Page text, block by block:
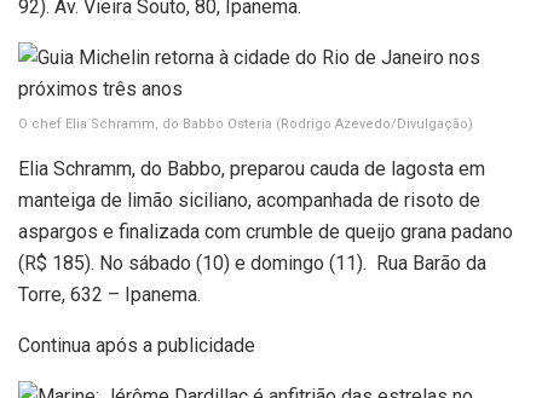
92). Av. Vieira Souto, 80, Ipanema.
O chef Elia Schramm, do Babbo Osteria (Rodrigo Azevedo/Divulgação)
Elia Schramm, do Babbo, preparou cauda de lagosta em
manteiga de limão siciliano, acompanhada de risoto de
aspargos e finalizada com crumble de queijo grana padano
(R$ 185). No sábado (10) e domingo (11). Rua Barão da
Torre, 632 – Ipanema.
Continua após a publicidade